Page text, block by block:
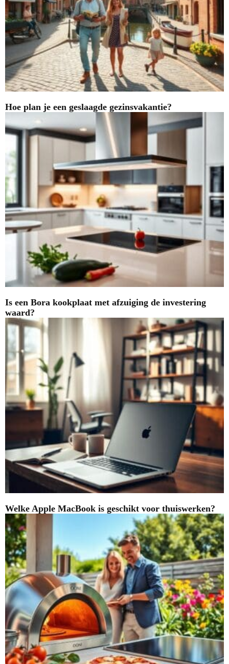
Hoe plan je een geslaagde gezinsvakantie?
Is een Bora kookplaat met afzuiging de investering
waard?
Welke Apple MacBook is geschikt voor thuiswerken?